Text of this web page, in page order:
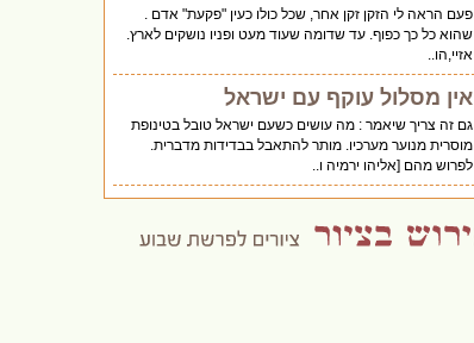
פעם הראה לי הזקן זקן אחר, שכל כולו כעין "פקעת" אדם .
שהוא כל כך כפוף. עד שדומה שעוד מעט ופניו נושקים לארץ.
אזיי,הו..
אין מסלול עוקף עם ישראל
גם זה צריך שיאמר : מה עושים כשעם ישראל טובל בטינופת
מוסרית מנוער מערכיו. מותר להתאבל בבדידות מדברית.
לפרוש מהם [אליהו ירמיה ו..